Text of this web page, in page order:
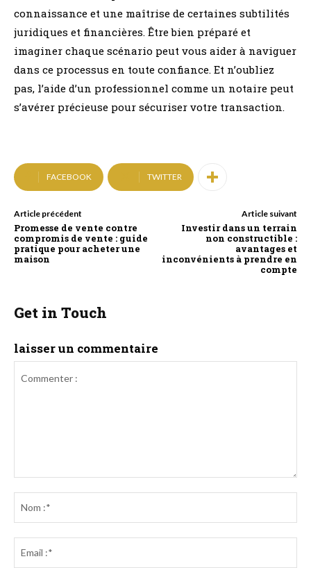
connaissance et une maîtrise de certaines subtilités
juridiques et financières. Être bien préparé et
imaginer chaque scénario peut vous aider à naviguer
dans ce processus en toute confiance. Et n’oubliez
pas, l’aide d’un professionnel comme un notaire peut
s’avérer précieuse pour sécuriser votre transaction.
FACEBOOK TWITTER
Article précédent
Promesse de vente contre
compromis de vente : guide
pratique pour acheter une
maison
Article suivant
Investir dans un terrain
non constructible :
avantages et
inconvénients à prendre en
compte
Get in Touch
laisser un commentaire